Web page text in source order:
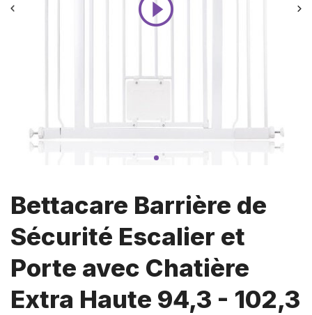
Bettacare Barrière de
Sécurité Escalier et
Porte avec Chatière
Extra Haute 94,3 - 102,3